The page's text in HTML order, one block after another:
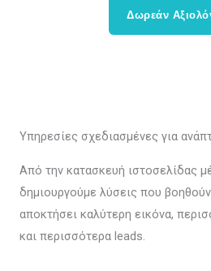
Δωρεάν
Υπηρεσίες σχεδιασμένες για
Από την κατασκευή ιστοσελίδας
δημιουργούμε λύσεις που
αποκτήσει καλύτερη εικόνα,
και περισσότερα leads.